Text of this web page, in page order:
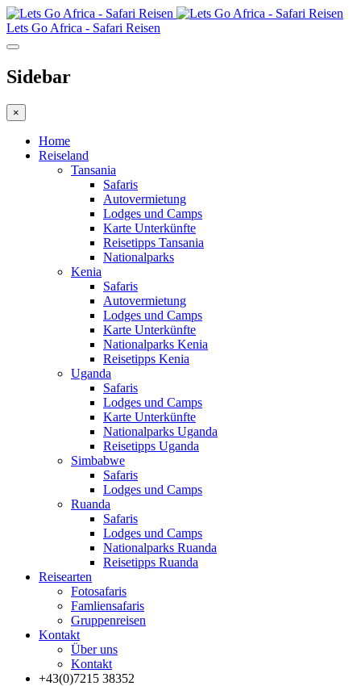
Lets Go Africa - Safari Reisen
Sidebar
×
Home
Reiseland
Tansania
Safaris
Autovermietung
Lodges und Camps
Karte Unterkünfte
Reisetipps Tansania
Nationalparks
Kenia
Safaris
Autovermietung
Lodges und Camps
Karte Unterkünfte
Nationalparks Kenia
Reisetipps Kenia
Uganda
Safaris
Lodges und Camps
Karte Unterkünfte
Nationalparks Uganda
Reisetipps Uganda
Simbabwe
Safaris
Lodges und Camps
Ruanda
Safaris
Lodges und Camps
Nationalparks Ruanda
Reisetipps Ruanda
Reisearten
Fotosafaris
Famliensafaris
Gruppenreisen
Kontakt
Über uns
Kontakt
+43(0)7215 38352